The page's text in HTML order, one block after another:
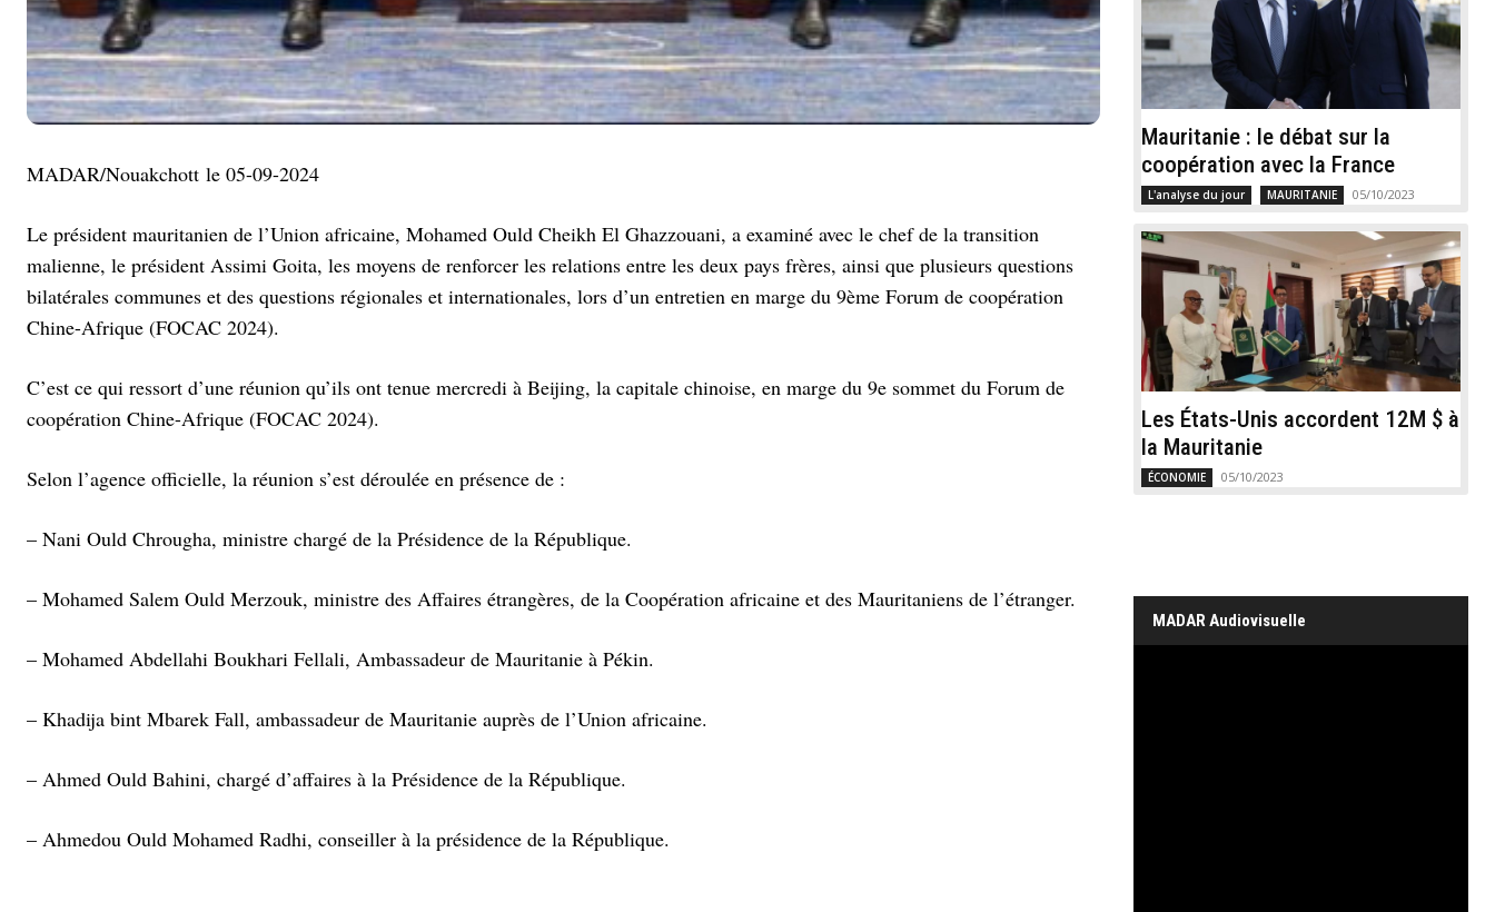
MADAR/Nouakchott le 05-09-2024
Le président mauritanien de l’Union africaine, Mohamed Ould Cheikh El Ghazzouani, a examiné avec le chef de la transition
malienne, le président Assimi Goita, les moyens de renforcer les relations entre les deux pays frères, ainsi que plusieurs questions
bilatérales communes et des questions régionales et internationales, lors d’un entretien en marge du 9ème Forum de coopération
Chine-Afrique (FOCAC 2024).
C’est ce qui ressort d’une réunion qu’ils ont tenue mercredi à Beijing, la capitale chinoise, en marge du 9e sommet du Forum de
coopération Chine-Afrique (FOCAC 2024).
Selon l’agence officielle, la réunion s’est déroulée en présence de :
– Nani Ould Chrougha, ministre chargé de la Présidence de la République.
– Mohamed Salem Ould Merzouk, ministre des Affaires étrangères, de la Coopération africaine et des Mauritaniens de l’étranger.
– Mohamed Abdellahi Boukhari Fellali, Ambassadeur de Mauritanie à Pékin.
– Khadija bint Mbarek Fall, ambassadeur de Mauritanie auprès de l’Union africaine.
– Ahmed Ould Bahini, chargé d’affaires à la Présidence de la République.
– Ahmedou Ould Mohamed Radhi, conseiller à la présidence de la République.
Mauritanie : le débat sur la
coopération avec la France
L'analyse du jour MAURITANIE 05/10/2023
Les États-Unis accordent 12M $ à
la Mauritanie
ÉCONOMIE 05/10/2023
MADAR Audiovisuelle